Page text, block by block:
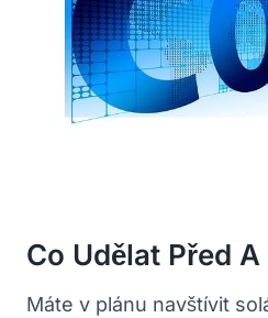
Co Udělat Před
Máte​ v plánu navštívit